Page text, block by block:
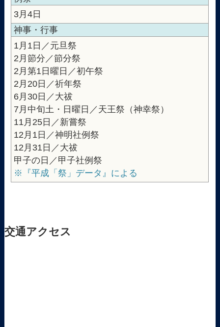
3月4日
神事・行事
1月1日／元旦祭
2月節分／節分祭
2月第1日曜日／初午祭
2月20日／祈年祭
6月30日／大祓
7月中旬土・日曜日／天王祭（神幸祭）
11月25日／新嘗祭
12月1日／神明社例祭
12月31日／大祓
甲子の日／甲子社例祭
※『平成「祭」データ』による
交通アクセス